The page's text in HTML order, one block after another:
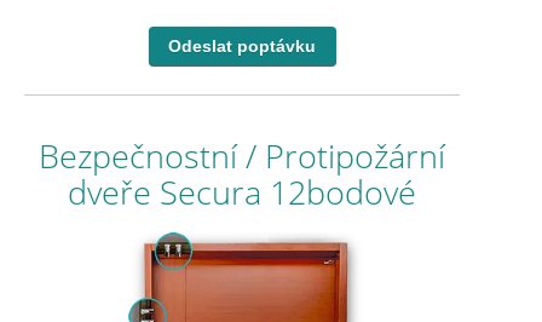
Bezpečnostní / Protipožární
dveře Secura 12bodové